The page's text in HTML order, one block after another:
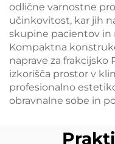
odlične varnostne
učinkovitost, kar jih
skupine pacientov in
Kompaktna
naprave za
izkorišča prostor v
profesionalno
obravnalne sobe in